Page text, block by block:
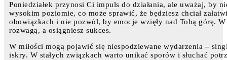
Poniedziałek przynosi Ci impuls do działania, ale uważaj, by
wysokim poziomie, co może sprawić, że będziesz chciał
obowiązkach i nie pozwól, by emocje wzięły nad Tobą górę.
rozwagą, a osiągniesz sukces.
W miłości mogą pojawić się niespodziewane wydarzenia –
iskry. W stałych związkach warto unikać sporów i słuchać